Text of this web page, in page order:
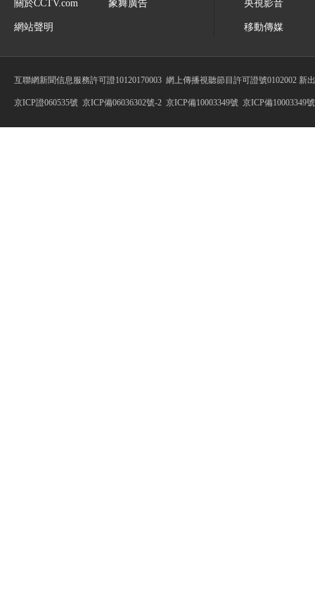
關於CCTV.com 象舞廣告
網站聲明
央視影音
移動傳媒
互聯網新聞信息服務許可證10120170003 網上傳播視聽節目許可證號0102002 新
京ICP證060535號 京ICP備06036302號-2 京ICP備10003349號 京ICP備10003349